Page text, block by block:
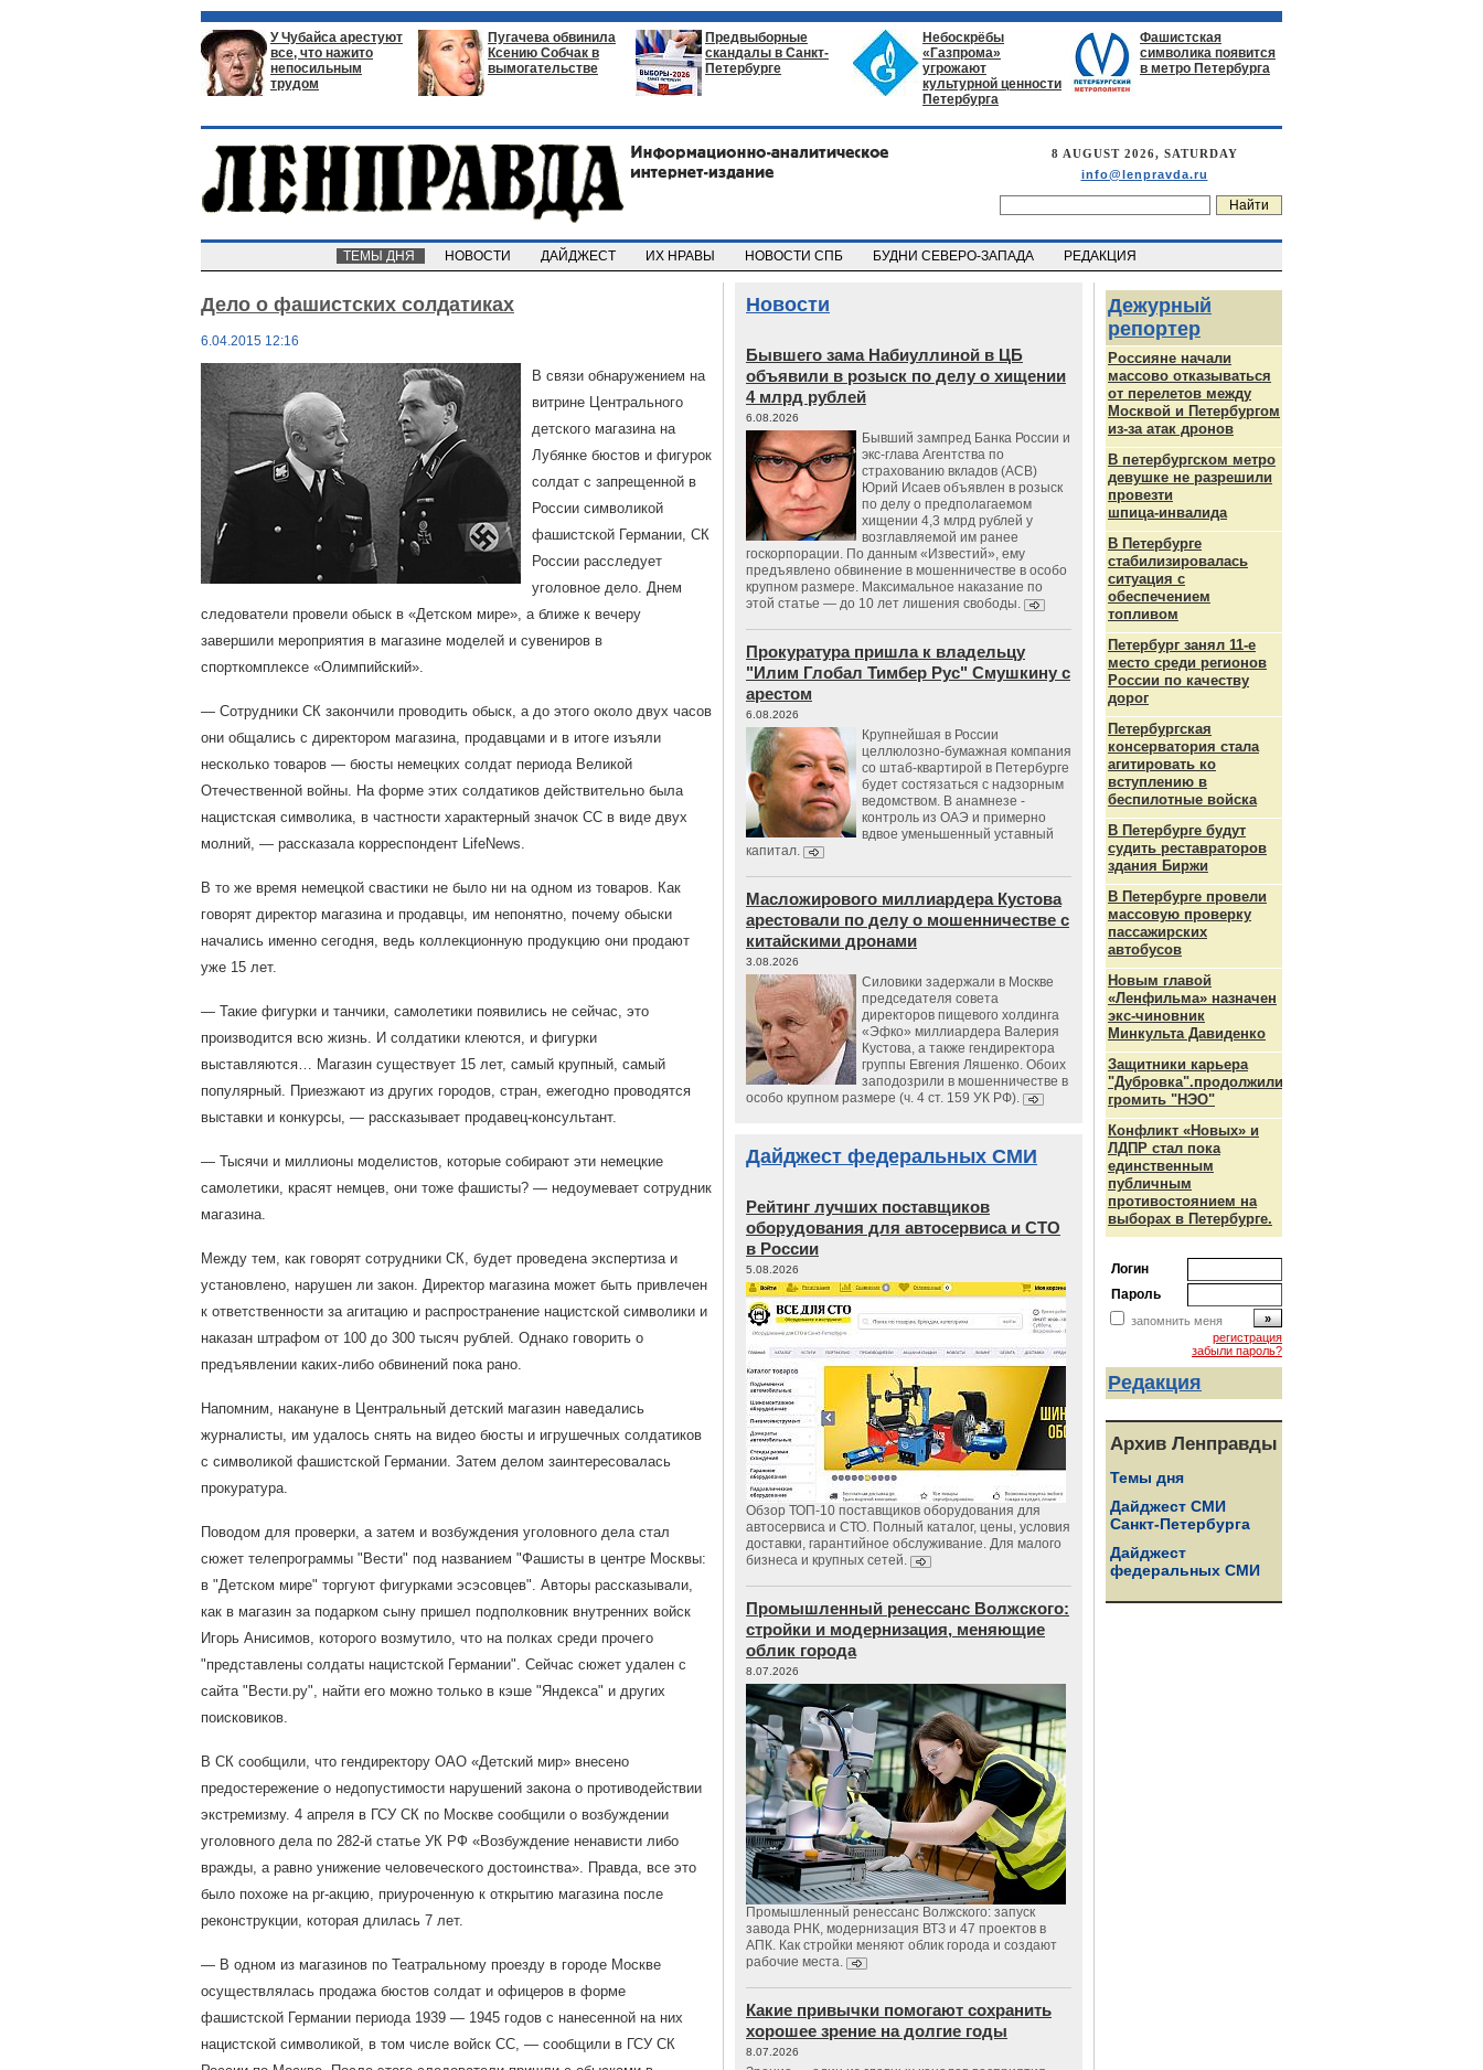
У Чубайса арестуют
все, что нажито
непосильным
трудом
Пугачева обвинила
Ксению Собчак в
вымогательстве
Предвыборные
скандалы в Санкт-
Петербурге
Небоскрёбы
«Газпрома»
угрожают
культурной ценности
Петербурга
Фашистская
символика появится
в метро Петербурга
8 AUGUST 2026, SATURDAY
info@lenpravda.ru
ТЕМЫ ДНЯ НОВОСТИ ДАЙДЖЕСТ ИХ НРАВЫ НОВОСТИ СПБ БУДНИ СЕВЕРО-ЗАПАДА РЕДАКЦИЯ
Дело о фашистских солдатиках
6.04.2015 12:16
В связи обнаружением на
витрине Центрального
детского магазина на
Лубянке бюстов и фигурок
солдат с запрещенной в
России символикой
фашистской Германии, СК
России расследует
уголовное дело. Днем
следователи провели обыск в «Детском мире», а ближе к вечеру
завершили мероприятия в магазине моделей и сувениров в
спорткомплексе «Олимпийский».
— Сотрудники СК закончили проводить обыск, а до этого около двух часов
они общались с директором магазина, продавцами и в итоге изъяли
несколько товаров — бюсты немецких солдат периода Великой
Отечественной войны. На форме этих солдатиков действительно была
нацистская символика, в частности характерный значок СС в виде двух
молний, — рассказала корреспондент LifeNews.
В то же время немецкой свастики не было ни на одном из товаров. Как
говорят директор магазина и продавцы, им непонятно, почему обыски
начались именно сегодня, ведь коллекционную продукцию они продают
уже 15 лет.
— Такие фигурки и танчики, самолетики появились не сейчас, это
производится всю жизнь. И солдатики клеются, и фигурки
выставляются… Магазин существует 15 лет, самый крупный, самый
популярный. Приезжают из других городов, стран, ежегодно проводятся
выставки и конкурсы, — рассказывает продавец-консультант.
— Тысячи и миллионы моделистов, которые собирают эти немецкие
самолетики, красят немцев, они тоже фашисты? — недоумевает сотрудник
магазина.
Между тем, как говорят сотрудники СК, будет проведена экспертиза и
установлено, нарушен ли закон. Директор магазина может быть привлечен
к ответственности за агитацию и распространение нацистской символики и
наказан штрафом от 100 до 300 тысяч рублей. Однако говорить о
предъявлении каких-либо обвинений пока рано.
Напомним, накануне в Центральный детский магазин наведались
журналисты, им удалось снять на видео бюсты и игрушечных солдатиков
с символикой фашистской Германии. Затем делом заинтересовалась
прокуратура.
Поводом для проверки, а затем и возбуждения уголовного дела стал
сюжет телепрограммы "Вести" под названием "Фашисты в центре Москвы:
в "Детском мире" торгуют фигурками эсэсовцев". Авторы рассказывали,
как в магазин за подарком сыну пришел подполковник внутренних войск
Игорь Анисимов, которого возмутило, что на полках среди прочего
"представлены солдаты нацистской Германии". Сейчас сюжет удален с
сайта "Вести.ру", найти его можно только в кэше "Яндекса" и других
поисковиков.
В СК сообщили, что гендиректору ОАО «Детский мир» внесено
предостережение о недопустимости нарушений закона о противодействии
экстремизму. 4 апреля в ГСУ СК по Москве сообщили о возбуждении
уголовного дела по 282-й статье УК РФ «Возбуждение ненависти либо
вражды, а равно унижение человеческого достоинства». Правда, все это
было похоже на pr-акцию, приуроченную к открытию магазина после
реконструкции, которая длилась 7 лет.
— В одном из магазинов по Театральному проезду в городе Москве
осуществлялась продажа бюстов солдат и офицеров в форме
фашистcкой Германии периода 1939 — 1945 годов с нанесенной на них
нацистcкой символикой, в том числе войск СC, — сообщили в ГСУ СК
Новости
Бывшего зама Набиуллиной в ЦБ
объявили в розыск по делу о хищении
4 млрд рублей
6.08.2026
Бывший зампред Банка России и
экс-глава Агентства по
страхованию вкладов (АСВ)
Юрий Исаев объявлен в розыск
по делу о предполагаемом
хищении 4,3 млрд рублей у
возглавляемой им ранее
госкорпорации. По данным «Известий», ему
предъявлено обвинение в мошенничестве в особо
крупном размере. Максимальное наказание по
этой статье — до 10 лет лишения свободы.
Прокуратура пришла к владельцу
"Илим Глобал Тимбер Рус" Смушкину с
арестом
6.08.2026
Крупнейшая в России
целлюлозно-бумажная компания
со штаб-квартирой в Петербурге
будет состязаться с надзорным
ведомством. В анамнезе -
контроль из ОАЭ и примерно
вдвое уменьшенный уставный
капитал.
Масложирового миллиардера Кустова
арестовали по делу о мошенничестве с
китайскими дронами
3.08.2026
Силовики задержали в Москве
председателя совета
директоров пищевого холдинга
«Эфко» миллиардера Валерия
Кустова, а также гендиректора
группы Евгения Ляшенко. Обоих
заподозрили в мошенничестве в
особо крупном размере (ч. 4 ст. 159 УК РФ).
Дайджест федеральных СМИ
Рейтинг лучших поставщиков
оборудования для автосервиса и СТО
в России
5.08.2026
Обзор ТОП-10 поставщиков оборудования для
автосервиса и СТО. Полный каталог, цены, условия
доставки, гарантийное обслуживание. Для малого
бизнеса и крупных сетей.
Промышленный ренессанс Волжского:
стройки и модернизация, меняющие
облик города
8.07.2026
Промышленный ренессанс Волжского: запуск
завода РНК, модернизация ВТЗ и 47 проектов в
АПК. Как стройки меняют облик города и создают
рабочие места.
Какие привычки помогают сохранить
хорошее зрение на долгие годы
8.07.2026
Дежурный
репортер
Россияне начали
массово отказываться
от перелетов между
Москвой и Петербургом
из-за атак дронов
В петербургском метро
девушке не разрешили
провезти
шпица‑инвалида
В Петербурге
стабилизировалась
ситуация с
обеспечением
топливом
Петербург занял 11-е
место среди регионов
России по качеству
дорог
Петербургская
консерватория стала
агитировать ко
вступлению в
беспилотные войска
В Петербурге будут
судить реставраторов
здания Биржи
В Петербурге провели
массовую проверку
пассажирских
автобусов
Новым главой
«Ленфильма» назначен
экс-чиновник
Минкульта Давиденко
Защитники карьера
"Дубровка".продолжили
громить "НЭО"
Конфликт «Новых» и
ЛДПР стал пока
единственным
публичным
противостоянием на
выборах в Петербурге.
Логин
Пароль
запомнить меня
регистрация
забыли пароль?
Редакция
Архив Ленправды
Темы дня
Дайджест СМИ
Санкт-Петербурга
Дайджест
федеральных СМИ